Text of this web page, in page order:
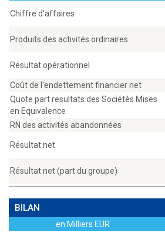
Chiffre d'affaires
Produits des activités ordinaires
Résultat opérationnel
Coût de l'endettement financier net
Quote part resultats des Sociétés Mises
en Equivalence
RN des activités abandonnées
Résultat net
Résultat net (part du groupe)
BILAN
en Milliers EUR